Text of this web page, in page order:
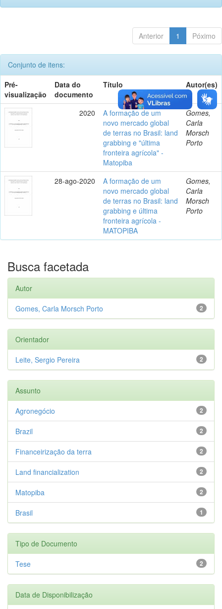
Anterior 1 Póximo
Conjunto de itens:
Pré-
visualização
Data do
documento
Título Autor(es)
2020
A formação de um
novo mercado global
de terras no Brasil: land
grabbing e "última
fronteira agrícola" -
Matopiba
Gomes,
Carla
Morsch
Porto
28-ago-2020
A formação de um
novo mercado global
de terras no Brasil: land
grabbing e última
fronteira agrícola -
MATOPIBA
Gomes,
Carla
Morsch
Porto
Busca facetada
Autor
2
Gomes, Carla Morsch Porto
Orientador
2
Leite, Sergio Pereira
Assunto
2
Agronegócio
2
Brazil
2
Financeirização da terra
2
Land financialization
2
Matopiba
1
Brasil
Tipo de Documento
2
Tese
Data de Disponibilização